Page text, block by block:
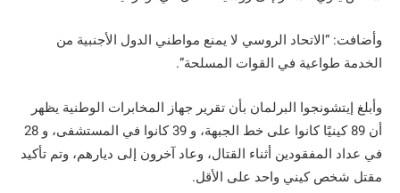
وأضافت: “الاتحاد الروسي لا يمنع مواطني الدول الأجنبية من
الخدمة طواعية في القوات المسلحة”.
وأبلغ إيتشونجوا البرلمان بأن تقرير جهاز المخابرات الوطنية يظهر
أن 89 كينيًا كانوا على خط الجبهة، و 39 كانوا في المستشفى، و 28
في عداد المفقودين أثناء القتال، وعاد آخرون إلى ديارهم، وتم تأكيد
مقتل شخص كيني واحد على الأقل.